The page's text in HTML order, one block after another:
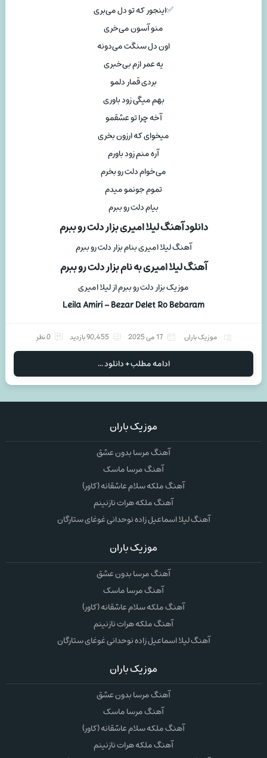
✅اینجور که تو دل می‌بری
منو آسون می‌خری
اون دل سنگت می‌دونه
یه عمر ازم بی‌خبری
بردی قمار دلمو
بهم میگی زود باوری
آخه چرا تو عشقمو
میخوای که ارزون بخری
آره منم زود باورم
می‌خوام دلت رو بخرم
تموم جونمو میدم
بیام دلت رو ببرم
دانلود آهنگ لیلا امیری بزار دلت رو ببرم
آهنگ لیلا امیری بنام بزار دلت رو ببرم
آهنگ لیلا امیری به نام بزار دلت رو ببرم
موزیک بزار دلت رو ببرم از لیلا امیری
Leila Amiri – Bezar Delet Ro Bebaram
موزیک باران 17 می 2025 90,455 بازدید 0 نظر
ادامه مطلب + دانلود ...
موزیک باران
آهنگ مرسا بدون عشق
آهنگ مرسا ماسک
آهنگ ملکه سلام عاشقانه (کاور)
آهنگ ملکه هرات نازنینم
آهنگ لیلا اسماعیل زاده نوحدانی غوغای ستارگان
موزیک باران
آهنگ مرسا بدون عشق
آهنگ مرسا ماسک
آهنگ ملکه سلام عاشقانه (کاور)
آهنگ ملکه هرات نازنینم
آهنگ لیلا اسماعیل زاده نوحدانی غوغای ستارگان
موزیک باران
آهنگ مرسا بدون عشق
آهنگ مرسا ماسک
آهنگ ملکه سلام عاشقانه (کاور)
آهنگ ملکه هرات نازنینم